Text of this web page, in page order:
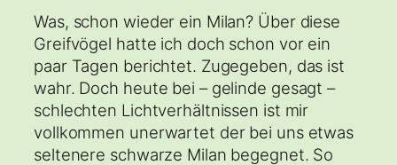
Was, schon wieder ein Milan? Über diese
Greifvögel hatte ich doch schon vor ein
paar Tagen berichtet. Zugegeben, das ist
wahr. Doch heute bei – gelinde gesagt –
schlechten Lichtverhältnissen ist mir
vollkommen unerwartet der bei uns etwas
seltenere schwarze Milan begegnet. So